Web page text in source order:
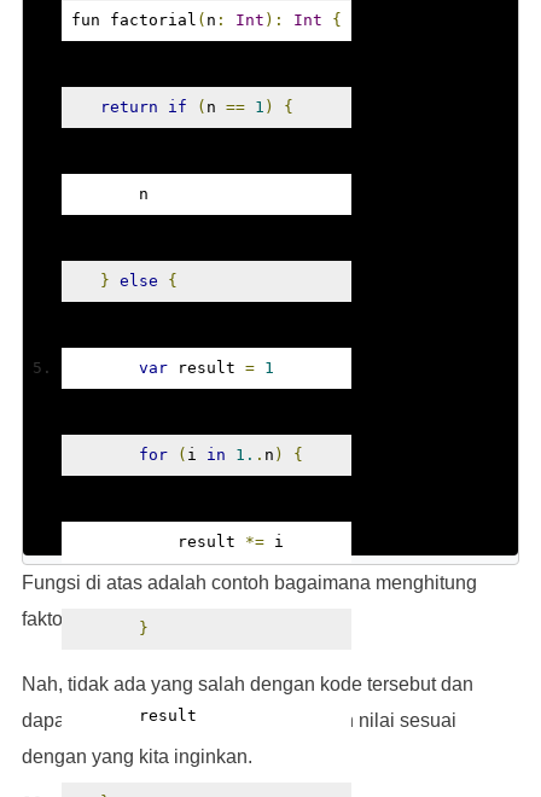
fun factorial ( n : Int ): Int {
return if ( n == 1 ) {
n
} else {
var result = 1
for ( i in 1. . n ) {
result *= i
}
result
Fungsi di atas adalah contoh bagaimana menghitung
faktorial dari nilai yang kita tentukan.
Nah, tidak ada yang salah dengan kode tersebut dan
dapat dijalankan serta mengembalikan nilai sesuai
dengan yang kita inginkan.